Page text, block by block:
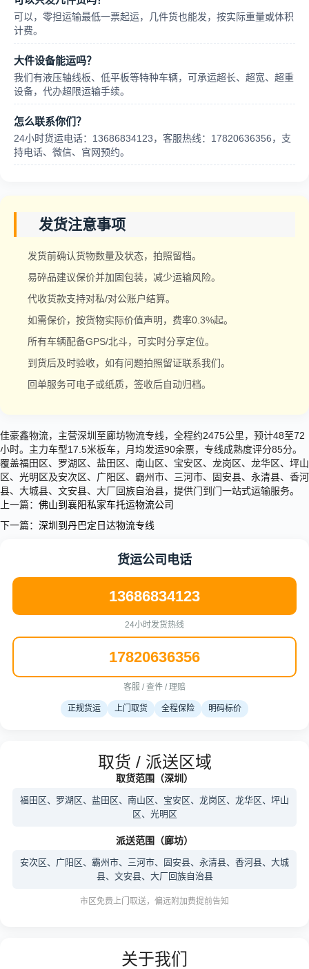
可以，零担运输最低一票起运，几件货也能发，按实际重量或体积
计费。
大件设备能运吗？
我们有液压轴线板、低平板等特种车辆，可承运超长、超宽、超重
设备，代办超限运输手续。
怎么联系你们？
24小时货运电话：13686834123，客服热线：17820636356，支
持电话、微信、官网预约。
发货注意事项
发货前确认货物数量及状态，拍照留档。
易碎品建议保价并加固包装，减少运输风险。
代收货款支持对私/对公账户结算。
如需保价，按货物实际价值声明，费率0.3%起。
所有车辆配备GPS/北斗，可实时分享定位。
到货后及时验收，如有问题拍照留证联系我们。
回单服务可电子或纸质，签收后自动归档。
佳豪鑫物流，主营深圳至廊坊物流专线，全程约2475公里，预计48至72
小时。主力车型17.5米板车，月均发运90余票，专线成熟度评分85分。
覆盖福田区、罗湖区、盐田区、南山区、宝安区、龙岗区、龙华区、坪山
区、光明区及安次区、广阳区、霸州市、三河市、固安县、永清县、香河
县、大城县、文安县、大厂回族自治县，提供门到门一站式运输服务。
上一篇： 佛山到襄阳私家车托运物流公司
下一篇： 深圳到丹巴定日达物流专线
货运公司电话
13686834123
24小时发货热线
17820636356
客服 / 查件 / 理赔
正规货运 上门取货 全程保险 明码标价
取货 / 派送区域
取货范围（深圳）
福田区、罗湖区、盐田区、南山区、宝安区、龙岗区、龙华区、坪山
区、光明区
派送范围（廊坊）
安次区、广阳区、霸州市、三河市、固安县、永清县、香河县、大城
县、文安县、大厂回族自治县
市区免费上门取送，偏远附加费提前告知
关于我们